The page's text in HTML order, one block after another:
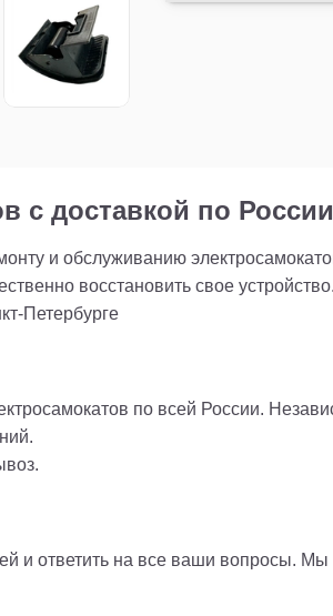
с доставкой по
и обслуживанию
восстановить свое устройство.
Петербурге
по всей России.
и ответить на все ваши вопросы.